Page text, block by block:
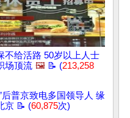
不给活路 50岁以上人士
场顶流 🖼️ 📝 (213,258
后普京致电多国领导人 缘
京 📝 (60,875次)